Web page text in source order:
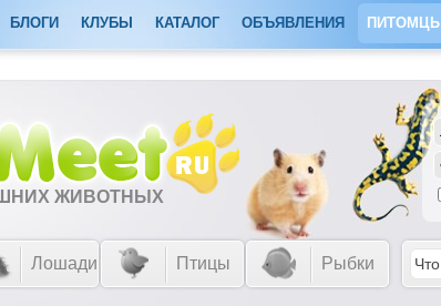
БЛОГИ КЛУБЫ КАТАЛОГ ОБЪЯВЛЕНИЯ ПИТОМЦЫ
ЖИВОТНЫХ
Лошади Птицы Рыбки